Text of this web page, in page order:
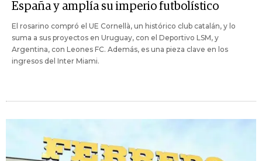
España y amplía su imperio futbolístico
El rosarino compró el UE Cornellà, un histórico club catalán, y lo
suma a sus proyectos en Uruguay, con el Deportivo LSM, y
Argentina, con Leones FC. Además, es una pieza clave en los
ingresos del Inter Miami.